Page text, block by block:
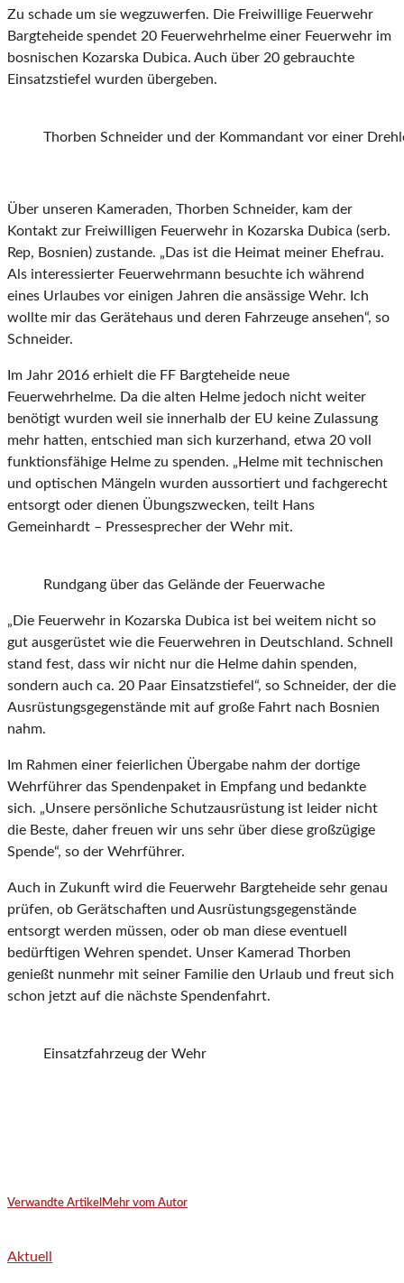
Zu schade um sie wegzuwerfen. Die Freiwillige Feuerwehr
Bargteheide spendet 20 Feuerwehrhelme einer Feuerwehr im
bosnischen Kozarska Dubica. Auch über 20 gebrauchte
Einsatzstiefel wurden übergeben.
Thorben Schneider und der Kommandant vor einer
Über unseren Kameraden, Thorben Schneider, kam der
Kontakt zur Freiwilligen Feuerwehr in Kozarska Dubica (serb.
Rep, Bosnien) zustande. „Das ist die Heimat meiner Ehefrau.
Als interessierter Feuerwehrmann besuchte ich während
eines Urlaubes vor einigen Jahren die ansässige Wehr. Ich
wollte mir das Gerätehaus und deren Fahrzeuge ansehen“, so
Schneider.
Im Jahr 2016 erhielt die FF Bargteheide neue
Feuerwehrhelme. Da die alten Helme jedoch nicht weiter
benötigt wurden weil sie innerhalb der EU keine Zulassung
mehr hatten, entschied man sich kurzerhand, etwa 20 voll
funktionsfähige Helme zu spenden. „Helme mit technischen
und optischen Mängeln wurden aussortiert und fachgerecht
entsorgt oder dienen Übungszwecken, teilt Hans
Gemeinhardt – Pressesprecher der Wehr mit.
Rundgang über das Gelände der Feuerwache
„Die Feuerwehr in Kozarska Dubica ist bei weitem nicht so
gut ausgerüstet wie die Feuerwehren in Deutschland. Schnell
stand fest, dass wir nicht nur die Helme dahin spenden,
sondern auch ca. 20 Paar Einsatzstiefel“, so Schneider, der die
Ausrüstungsgegenstände mit auf große Fahrt nach Bosnien
nahm.
Im Rahmen einer feierlichen Übergabe nahm der dortige
Wehrführer das Spendenpaket in Empfang und bedankte
sich. „Unsere persönliche Schutzausrüstung ist leider nicht
die Beste, daher freuen wir uns sehr über diese großzügige
Spende“, so der Wehrführer.
Auch in Zukunft wird die Feuerwehr Bargteheide sehr genau
prüfen, ob Gerätschaften und Ausrüstungsgegenstände
entsorgt werden müssen, oder ob man diese eventuell
bedürftigen Wehren spendet. Unser Kamerad Thorben
genießt nunmehr mit seiner Familie den Urlaub und freut sich
schon jetzt auf die nächste Spendenfahrt.
Einsatzfahrzeug der Wehr
Verwandte Artikel Mehr vom Autor
Aktuell